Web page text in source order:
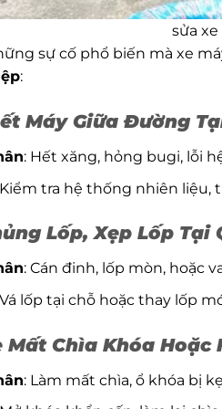
sửa
sự cố phổ biến mà xe
:
Máy Giữa Đường
: Hết xăng, hỏng bugi, lỗi
tra hệ thống nhiên liệu,
Lốp, Xẹp Lốp Tại
: Cán đinh, lốp mòn, hoặc
lốp tại chỗ hoặc thay lốp
Mất Chìa Khóa Hoặc
: Làm mất chìa, ổ khóa bị